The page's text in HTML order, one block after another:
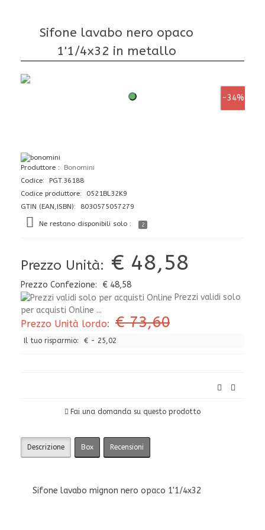
Sifone lavabo nero opaco
1'1/4x32 in metallo
-34%
Produttore
Bonomini
Codice: PGT.36188
Codice produttore: 0521BL32K9
GTIN (EAN,ISBN): 8030575057279
Ne restano disponibili solo : 2
Prezzo Unità: € 48,58
Prezzo Confezione:
€ 48,58
Prezzi validi solo
per acquisti Online ...
Prezzo Unità lordo: € 73,60
Il tuo risparmio: € - 25,02
Fai una domanda su questo prodotto
Descrizione Box Recensioni
Sifone lavabo mignon nero opaco 1'1/4x32